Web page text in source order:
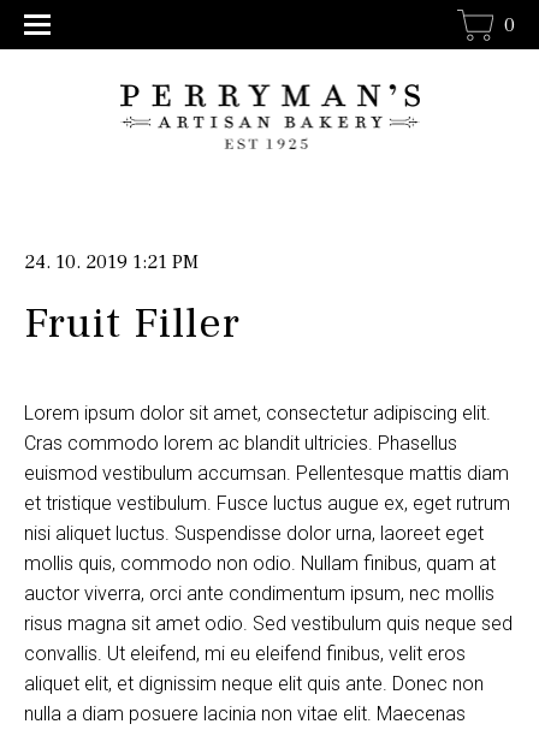
0
24. 10. 2019 1:21 PM
Fruit Filler
Lorem ipsum dolor sit amet, consectetur adipiscing elit.
Cras commodo lorem ac blandit ultricies. Phasellus
euismod vestibulum accumsan. Pellentesque mattis diam
et tristique vestibulum. Fusce luctus augue ex, eget rutrum
nisi aliquet luctus. Suspendisse dolor urna, laoreet eget
mollis quis, commodo non odio. Nullam finibus, quam at
auctor viverra, orci ante condimentum ipsum, nec mollis
risus magna sit amet odio. Sed vestibulum quis neque sed
convallis. Ut eleifend, mi eu eleifend finibus, velit eros
aliquet elit, et dignissim neque elit quis ante. Donec non
nulla a diam posuere lacinia non vitae elit. Maecenas